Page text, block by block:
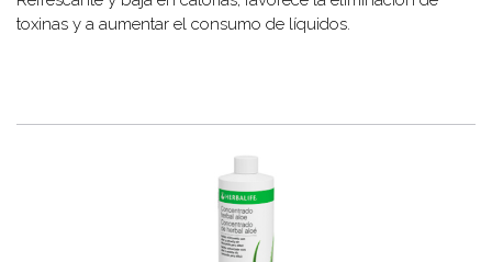
toxinas y a aumentar el consumo de líquidos.